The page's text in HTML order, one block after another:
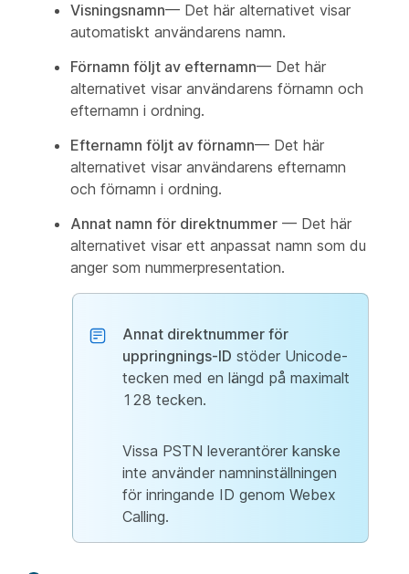
Visningsnamn— Det här alternativet visar
automatiskt användarens namn.
Förnamn följt av efternamn— Det här
alternativet visar användarens förnamn och
efternamn i ordning.
Efternamn följt av förnamn— Det här
alternativet visar användarens efternamn
och förnamn i ordning.
Annat namn för direktnummer — Det här
alternativet visar ett anpassat namn som du
anger som nummerpresentation.
Annat direktnummer för
uppringnings-ID stöder Unicode-
tecken med en längd på maximalt
128 tecken.
Vissa PSTN leverantörer kanske
inte använder namninställningen
för inringande ID genom Webex
Calling.